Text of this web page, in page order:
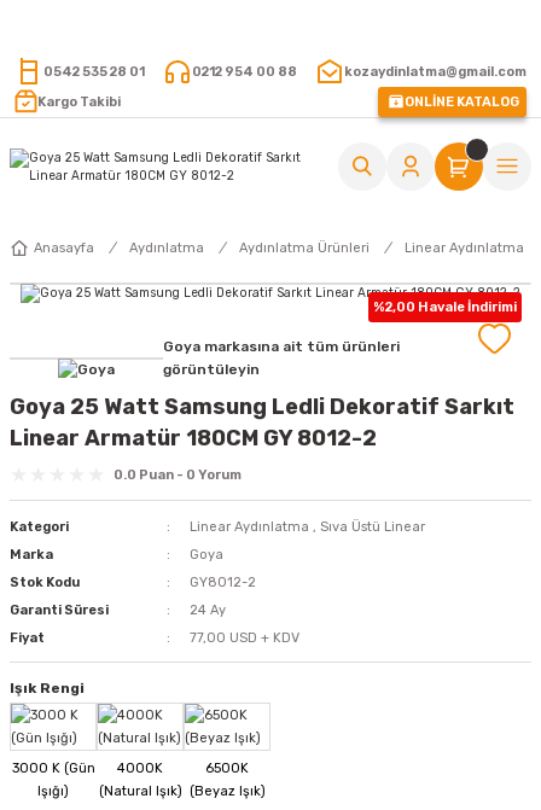
0542 535 28 01 0212 954 00 88
kozaydinlatma@gmail.com
Kargo Takibi
ONLİNE KATALOG
Anasayfa Aydınlatma Aydınlatma Ürünleri Linear Aydınlatma
%2,00 Havale İndirimi
Goya markasına ait tüm ürünleri
görüntüleyin
Goya 25 Watt Samsung Ledli Dekoratif Sarkıt
Linear Armatür 180CM GY 8012-2
0.0 Puan - 0 Yorum
Kategori Linear Aydınlatma , Sıva Üstü Linear
Marka
Goya
Stok Kodu
GY8012-2
Garanti Süresi
24 Ay
Fiyat
77,00 USD + KDV
Işık Rengi